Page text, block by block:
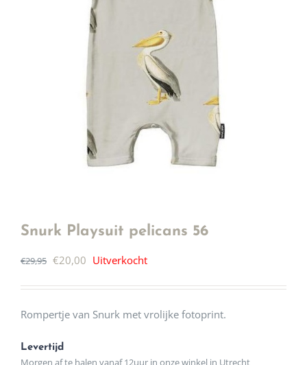
Snurk Playsuit pelicans 56
€29,95 Oorspronkelijke
€29,95.
€20,00 Huidige
Uitverkocht
Rompertje van Snurk met vrolijke fotoprint.
Levertijd
Morgen af te halen vanaf 12uur in onze winkel in Utrecht